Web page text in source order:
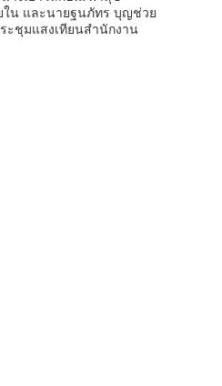
ใน และนายฐนภัทร บุญช่วย
ะชุมแสงเทียนสำนักงาน